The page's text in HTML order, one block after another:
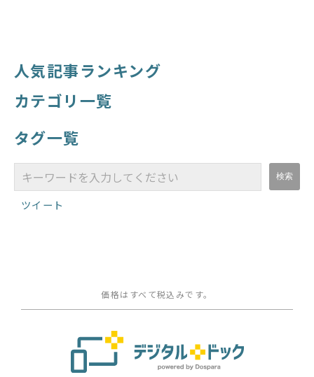
人気記事ランキング
カテゴリ一覧
タグ一覧
ツイート
価格はすべて税込みです。